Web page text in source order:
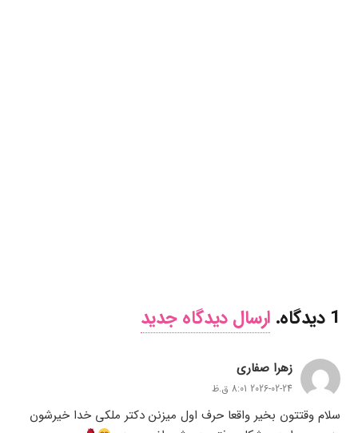
1 دیدگاه. ارسال دیدگاه جدید
زهرا صفاری
2026-02-24 8:01 ق.ظ
سلام وقتتون بخیر واقعا حرف اول میزنن دکتر ملکی خدا خیرشون